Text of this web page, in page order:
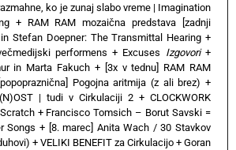
ko je zunaj slabo vreme | Imagination
+ RAM RAM mozaična predstava [zadnji
Stefan Doepner: The Transmittal Hearing +
performens + Excuses Izgovori+
in Marta Fakuch + [3x v tednu] RAM RAM
[popopraznična] Pogojna aritmija (z ali brez) +
| tudi v Cirkulaciji 2 + CLOCKWORK
+ Francisco Tomsich – Borut Savski =
Songs + [8. marec] Anita Wach / 30 Stavkov
+ VELIKI BENEFIT za Cirkulacijo + Goran